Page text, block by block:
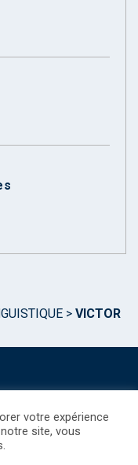
> VICTOR
votre expérience
site, vous